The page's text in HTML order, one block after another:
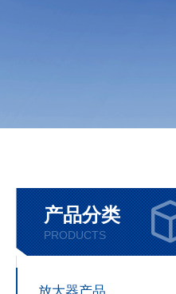
产品分类
PRODUCTS